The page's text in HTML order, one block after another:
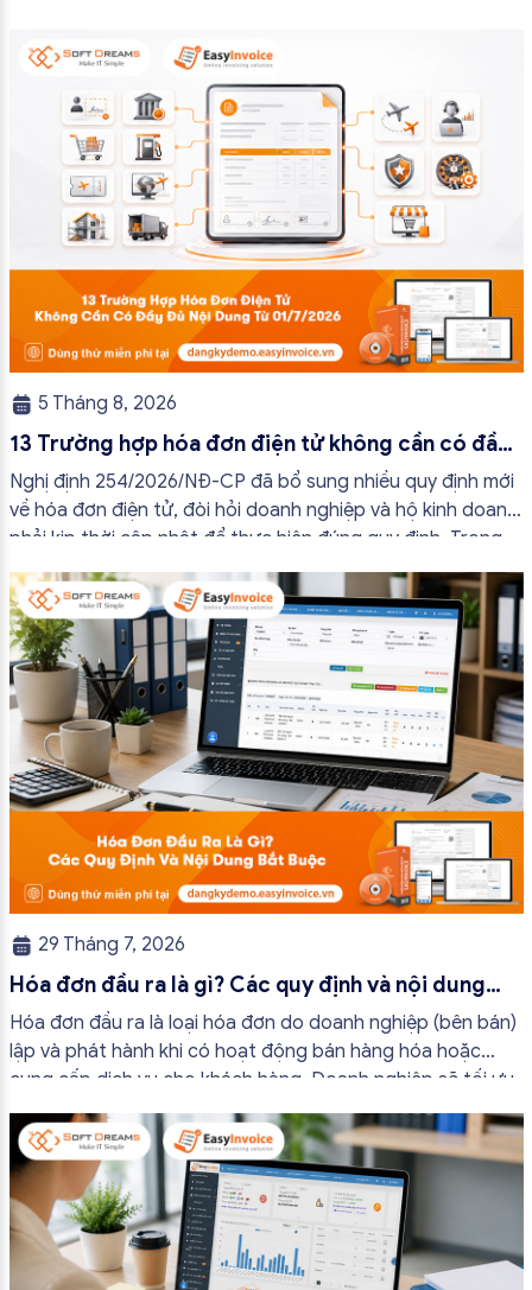
5 Tháng 8, 2026
13 Trường hợp hóa đơn điện tử không cần có đầy
đủ nội dung từ 01/7/2026
Nghị định 254/2026/NĐ-CP đã bổ sung nhiều quy định mới
về hóa đơn điện tử, đòi hỏi doanh nghiệp và hộ kinh doanh
phải kịp thời cập nhật để thực hiện đúng quy định. Trong
bài viết này, hóa đơn điện tử EasyInvoice sẽ chia sẻ 13
trường hợp hóa đơn điện tử không cần […]
29 Tháng 7, 2026
Hóa đơn đầu ra là gì? Các quy định và nội dung
bắt buộc mới nhất
Hóa đơn đầu ra là loại hóa đơn do doanh nghiệp (bên bán)
lập và phát hành khi có hoạt động bán hàng hóa hoặc
cung cấp dịch vụ cho khách hàng. Doanh nghiệp sẽ tối ưu
quy trình vận hành và tránh được những án phạt hành
chính không đáng có nếu nắm rõ […]